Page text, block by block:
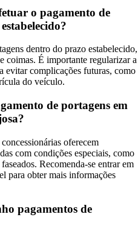
o pagamento de
dentro do prazo estabelecido,
coimas. É importante regularizar a
evitar complicações futuras, como
do veículo.
de portagens em
oferecem
com condições especiais, como
Recomenda-se entrar em
para obter mais informações
pagamentos de